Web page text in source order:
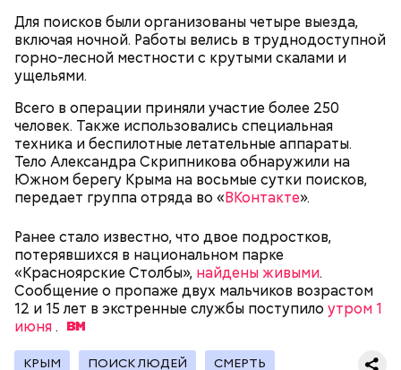
Для поисков были организованы четыре выезда,
включая ночной. Работы велись в труднодоступной
горно-лесной местности с крутыми скалами и
ущельями.
Всего в операции приняли участие более 250
человек. Также использовались специальная
техника и беспилотные летательные аппараты.
Тело Александра Скрипникова обнаружили на
Южном берегу Крыма на восьмые сутки поисков,
передает группа отряда во «ВКонтакте».
Ранее стало известно, что двое подростков,
потерявшихся в национальном парке
«Красноярские Столбы», найдены живыми.
Сообщение о пропаже двух мальчиков возрастом
12 и 15 лет в экстренные службы поступило утром 1
июня.
КРЫМ ПОИСК ЛЮДЕЙ СМЕРТЬ
предпринимателем, осуществлял
предпринимательскую деятельность в области
продажи и размещения рекламы в социальных
сетях. С целью сокрытия своих доходов часть
денежных средств от спонсоров розыгрышей,
покупателей различных мотивационных курсов и
прогнозов ставок на спорт Гасанов получал на
Родственники обналичивали деньги и возвращали
их Гасанову. А чтобы пользоваться деньгами и не
вызвать подозрений у налоговой, Гасанов либо
распределял их между еще несколькими счетами,
либопокупал на них квартиры.
Следующим подопытным стал друг детства
Миссюры Константин. 3 февраля того же года,
когда молодые люди ехали вместе в машине,
подозреваемый угостил приятеля морсом с
этиленгликолем. Через два дня Константин умер в
больнице.